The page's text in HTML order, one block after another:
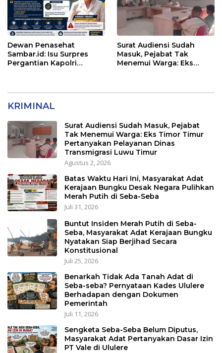
Dewan Penasehat
Sambar.id: Isu Surpres
Pergantian Kapolri
Surat Audiensi Sudah
Masuk, Pejabat Tak
Menemui Warga: Eks
KRIMINAL
Surat Audiensi Sudah Masuk, Pejabat
Tak Menemui Warga: Eks Timor Timur
Pertanyakan Pelayanan Dinas
Transmigrasi Luwu Timur
Agustus 2, 2026
Batas Waktu Hari Ini, Masyarakat Adat
Kerajaan Bungku Desak Negara Pulihkan
Merah Putih di Seba-Seba
Juli 31, 2026
Buntut Insiden Merah Putih di Seba-
Seba, Masyarakat Adat Kerajaan Bungku
Nyatakan Siap Berjihad Secara
Konstitusional
Juli 25, 2026
Benarkah Tidak Ada Tanah Adat di
Seba-seba? Pernyataan Kades Ululere
Berhadapan dengan Dokumen
Pemerintah
Juli 11, 2026
Sengketa Seba-Seba Belum Diputus,
Masyarakat Adat Pertanyakan Dasar Izin
PT Vale di Ululere